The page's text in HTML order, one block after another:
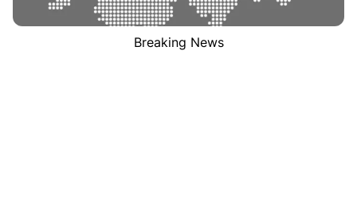
Breaking News